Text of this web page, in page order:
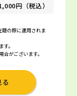
円（税込）
の際に適用されま
。
がございます。
る